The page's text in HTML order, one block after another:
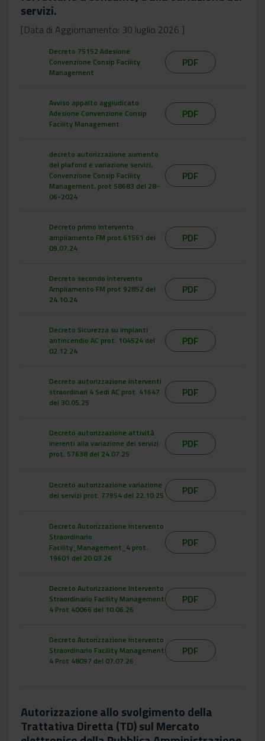
servizi.
[Data di Aggiornamento: 30 luglio 2026 ]
Decreto 75152 Adesione
Convenzione Consip Facility
Management
PDF
Avviso appalto aggiudicato
Adesione Convenzione Consip
Facility Management
PDF
decreto autorizzazione aumento
del plafond e variazione servizi,
Convenzione Consip Facility
Management, prot 58683 del 28-
06-2024
PDF
Decreto primo intervento
ampliamento FM prot 61561 del
09.07.24
PDF
Decreto secondo intervento
Ampliamento FM prot 92852 del
24.10.24
PDF
Decreto Sicurezza su impianti
antincendio AC prot. 104524 del
02.12.24
PDF
Decreto autorizzazione interventi
straordinari 4 Sedi AC prot. 41647
del 30.05.25
PDF
Decreto autorizzazione attività
inerenti alla variazione dei servizi
prot. 57638 del 24.07.25
PDF
Decreto autorizzazione variazione
dei servizi prot. 77954 del 22.10.25
PDF
Decreto Autorizzazione Intervento
Straordinario
Facility_Management_4 prot.
19601 del 20.03.26
PDF
Decreto Autorizzazione Intervento
Straordinario Facility Management
4 Prot 40066 del 10.06.26
PDF
Decreto Autorizzazione Intervento
Straordinario Facility Management
4 Prot 48097 del 07.07.26
PDF
Autorizzazione allo svolgimento della
Trattativa Diretta (TD) sul Mercato